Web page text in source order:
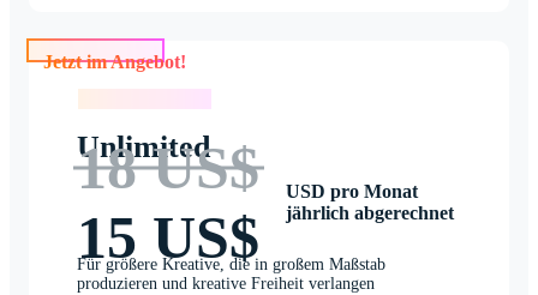
Jetzt im Angebot!
Unlimited
18 US$
15 US$
USD pro Monat
jährlich abgerechnet
Für größere Kreative, die in großem Maßstab
produzieren und kreative Freiheit verlangen